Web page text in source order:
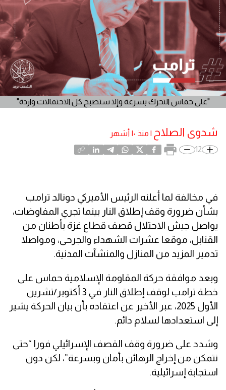
"على حماس التحرك بسرعة وإلا ستصبح كل الاحتمالات واردة"
شدوى الصلاح | منذ ١٠ أشهر
12
في مخالفة لما أعلنه الرئيس الأميركي دونالد ترامب
بشأن ضرورة وقف إطلاق النار بينما تجري المفاوضات،
يواصل جيش الاحتلال قصف قطاع غزة بأطنان من
القنابل، موقعا عشرات الشهداء والجرحى، ومواصلا
تدمير المزيد من المنازل والمنشآت المدنية.
وبعد موافقة حركة المقاومة الإسلامية حماس على
خطة ترامب لوقف إطلاق النار في 3 أكتوبر/تشرين
الأول 2025، عبر الأخير عن اعتقاده بأن بيان الحركة يشير
إلى استعدادها لسلام دائم.
وشدد على ضرورة وقف القصف الإسرائيلي فورا “حتى
نتمكن من إخراج الرهائن بأمان وبسرعة”، لكن دون
استجابة إسرائيلية.